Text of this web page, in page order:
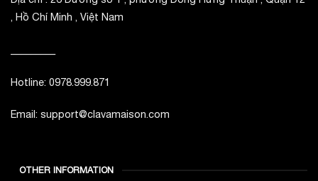
, Hồ Chí Minh , Việt Nam
Hotline: 0978.999.871
Email: support@clavamaison.com
OTHER INFORMATION